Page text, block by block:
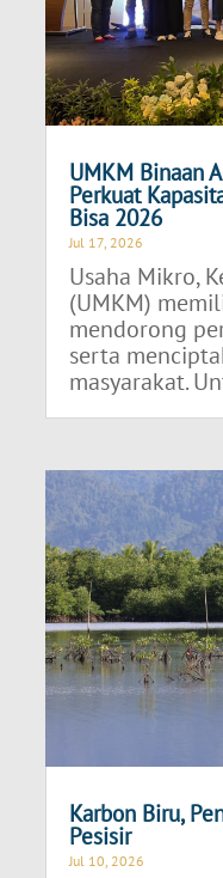
UMKM Binaan
Perkuat
Bisa 2026
Jul 17, 2026
Usaha Mikro,
(UMKM)
mendorong
serta
masyarakat.
Karbon Biru,
Pesisir
Jul 10, 2026